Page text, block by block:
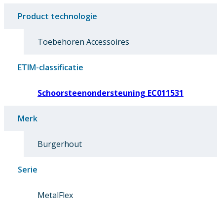
Product technologie
Toebehoren Accessoires
ETIM-classificatie
Schoorsteenondersteuning EC011531
Merk
Burgerhout
Serie
MetalFlex